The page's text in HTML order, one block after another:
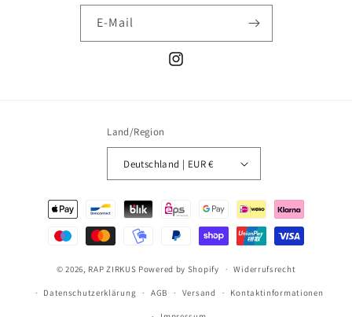
E-Mail
Instagram
Land/Region
Deutschland | EUR €
Zahlungsmethoden
© 2026, RAP ZIRKUS Powered by Shopify Widerrufsrecht
Datenschutzerklärung AGB Versand Kontaktinformationen